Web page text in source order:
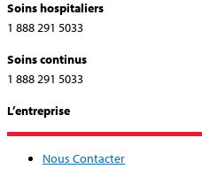
Soins hospitaliers
1 888 291 5033
Soins continus
1 888 291 5033
L’entreprise
Nous Contacter